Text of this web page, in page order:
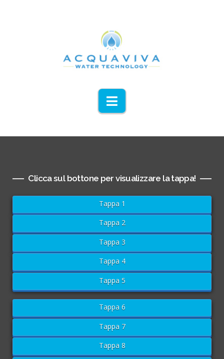
Navigation
Clicca sul bottone per visualizzare la tappa!
Tappa 1
Tappa 2
Tappa 3
Tappa 4
Tappa 5
Tappa 6
Tappa 7
Tappa 8